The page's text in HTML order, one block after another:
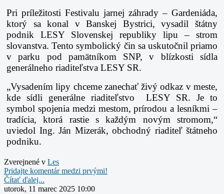
Pri príležitosti Festivalu jarnej záhrady – Gardeniáda,
ktorý sa konal v Banskej Bystrici, vysadil štátny
podnik LESY Slovenskej republiky lipu – strom
slovanstva. Tento symbolický čin sa uskutočnil priamo
v parku pod pamätníkom SNP, v blízkosti sídla
generálneho riaditeľstva LESY SR.
„Vysadením lipy chceme zanechať živý odkaz v meste,
kde sídli generálne riaditeľstvo LESY SR. Je to
symbol spojenia medzi mestom, prírodou a lesníkmi –
tradícia, ktorá rastie s každým novým stromom,“
uviedol Ing. Ján Mizerák, obchodný riaditeľ štátneho
podniku.
Zverejnené v Les
Pridajte komentár medzi prvými!
Čítať ďalej...
utorok, 11 marec 2025 10:00